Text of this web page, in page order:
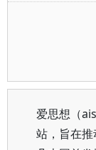
爱思想（
站，旨在推